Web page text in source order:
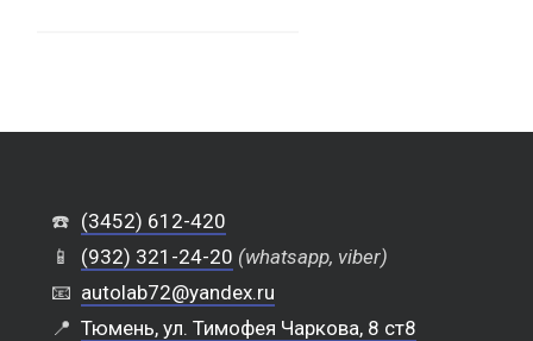
☎️ (3452) 612-420
📱
(932) 321-24-20 (whatsapp, viber)
📧 autolab72@yandex.ru
📍 Тюмень, ул. Тимофея Чаркова, 8 ст8